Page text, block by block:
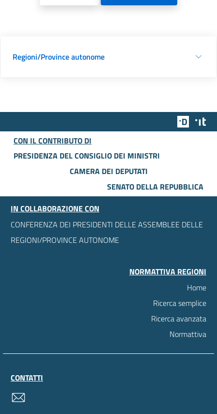
Regioni/Province autonome
Team
CON IL CONTRIBUTO DI
PRESIDENZA DEL CONSIGLIO DEI MINISTRI
CAMERA DEI DEPUTATI
SENATO DELLA REPUBBLICA
IN COLLABORAZIONE CON
CONFERENZA DEI PRESIDENTI DELLE ASSEMBLEE DELLE
REGIONI/PROVINCE AUTONOME
NORMATTIVA REGIONI
Home
Ricerca semplice
Ricerca avanzata
Normattiva
CONTATTI